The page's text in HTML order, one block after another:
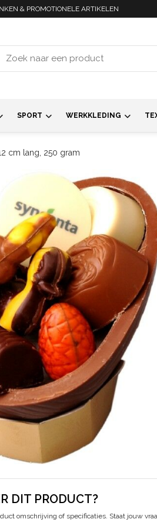
& PROMOTIONELE ARTIKELEN
SPORT WERKKLEDING
cm lang, 250 gram
DIT PRODUCT?
omschrijving of specificaties. Staat jouw